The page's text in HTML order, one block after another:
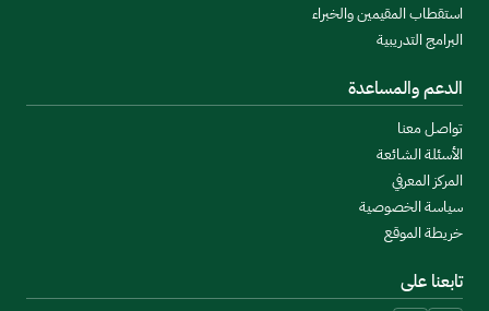
استقطاب المقيمين والخبراء
البرامج التدريبية
الدعم والمساعدة
تواصل معنا
الأسئلة الشائعة
المركز المعرفي
سياسة الخصوصية
خريطة الموقع
تابعنا على